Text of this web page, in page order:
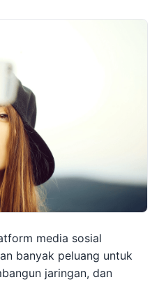
media sosial
banyak peluang untuk
jaringan, dan